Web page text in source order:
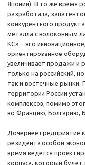
Японии). В то же время
разработала,
конкурентного
металла с волоконным
КС» – это
ориентированное
увеличивает продажи и
только на российский,
так и восточные рынки.
территории России
комплексов, помимо
во Францию, Болгарию,
Дочернее предприятие
резидента особой
время ведется
корпуса, который